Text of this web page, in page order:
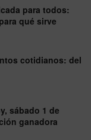
para todos:
qué sirve
cotidianos: del
sábado 1 de
ganadora